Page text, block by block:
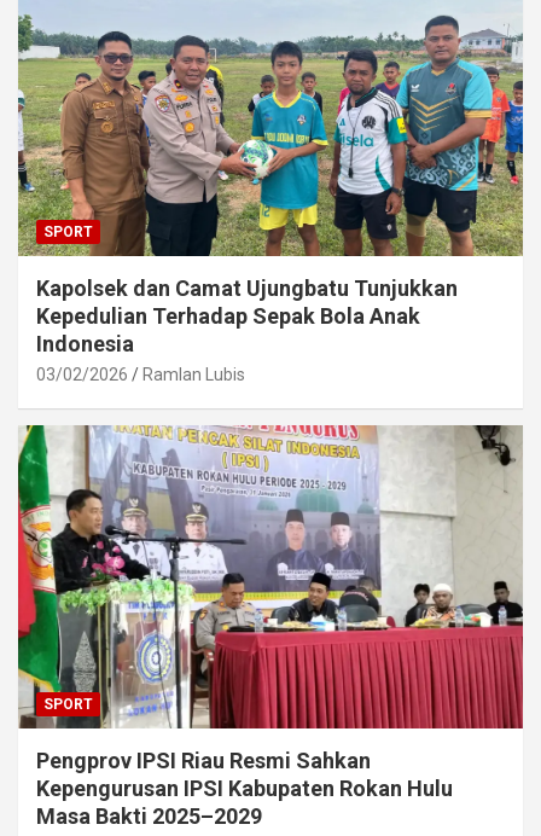
SPORT
Kapolsek dan Camat Ujungbatu Tunjukkan
Kepedulian Terhadap Sepak Bola Anak
Indonesia
03/02/2026 Ramlan Lubis
SPORT
Pengprov IPSI Riau Resmi Sahkan
Kepengurusan IPSI Kabupaten Rokan Hulu
Masa Bakti 2025–2029